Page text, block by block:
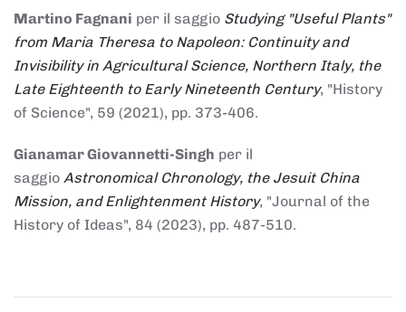
Martino Fagnani per il saggio Studying "Useful Plants"
from Maria Theresa to Napoleon: Continuity and
Invisibility in Agricultural Science, Northern Italy, the
Late Eighteenth to Early Nineteenth Century, "History
of Science", 59 (2021), pp. 373-406.
Gianamar Giovannetti-Singh per il
saggio Astronomical Chronology, the Jesuit China
Mission, and Enlightenment History, "Journal of the
History of Ideas", 84 (2023), pp. 487-510.